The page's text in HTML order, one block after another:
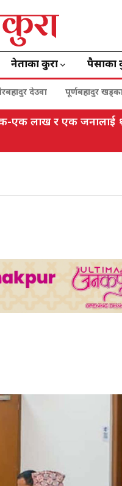
नेताका कुरा पैसाका
देउवा पूर्णबहादुर
एक-एक लाख र एक